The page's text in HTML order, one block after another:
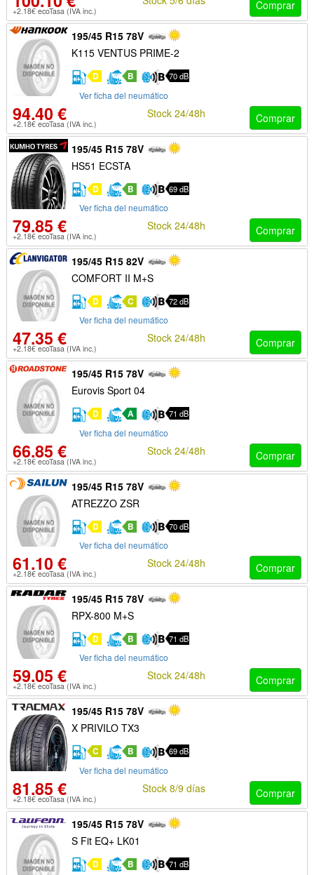
+2.18€ ecoTasa (IVA inc.) Comprar
195/45 R15 78V
K115 VENTUS PRIME-2
D B 70 dB
Ver ficha del neumático
94.40 €
+2.18€ ecoTasa (IVA inc.) Comprar
Stock 24/48h
195/45 R15 78V
HS51 ECSTA
D B 69 dB
Ver ficha del neumático
79.85 €
+2.18€ ecoTasa (IVA inc.) Comprar
Stock 24/48h
195/45 R15 82V
COMFORT II M+S
D C 72 dB
Ver ficha del neumático
47.35 €
+2.18€ ecoTasa (IVA inc.) Comprar
Stock 24/48h
195/45 R15 78V
Eurovis Sport 04
D A 71 dB
Ver ficha del neumático
66.85 €
+2.18€ ecoTasa (IVA inc.) Comprar
Stock 24/48h
195/45 R15 78V
ATREZZO ZSR
D B 70 dB
Ver ficha del neumático
61.10 €
+2.18€ ecoTasa (IVA inc.) Comprar
Stock 24/48h
195/45 R15 78V
RPX-800 M+S
D B 71 dB
Ver ficha del neumático
59.05 €
+2.18€ ecoTasa (IVA inc.) Comprar
Stock 24/48h
195/45 R15 78V
X PRIVILO TX3
C B 69 dB
Ver ficha del neumático
81.85 €
+2.18€ ecoTasa (IVA inc.) Comprar
Stock 8/9 días
195/45 R15 78V
S Fit EQ+ LK01
D B 71 dB